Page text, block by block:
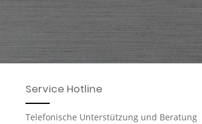
Service Hotline
Telefonische Unterstützung und Beratung